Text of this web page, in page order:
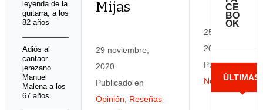
Mijas
29 noviembre,
2020
Publicado en
Opinión
Reseñas
25 noviembre,
2020
Publicado en
Noticias, Peñas
CE
BO
OK
ÚLTIMAS
leyenda de la
guitarra, a los
82 años
Adiós al
cantaor
jerezano
Manuel
Malena a los
67 años